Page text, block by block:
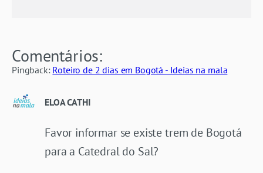
Comentários:
Pingback: Roteiro de 2 dias em Bogotá - Ideias na mala
ELOA CATHI
Favor informar se existe trem de Bogotá
para a Catedral do Sal?